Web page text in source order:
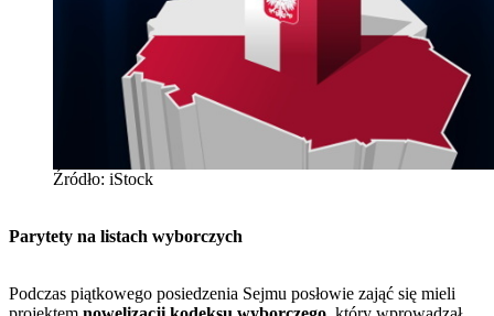
Źródło: iStock
Parytety na listach wyborczych
Podczas piątkowego posiedzenia Sejmu posłowie zająć się mieli